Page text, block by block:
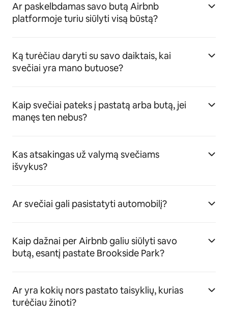
Ar paskelbdamas savo butą Airbnb
platformoje turiu siūlyti visą būstą?
Ką turėčiau daryti su savo daiktais, kai
svečiai yra mano butuose?
Kaip svečiai pateks į pastatą arba butą, jei
manęs ten nebus?
Kas atsakingas už valymą svečiams
išvykus?
Ar svečiai gali pasistatyti automobilį?
Kaip dažnai per Airbnb galiu siūlyti savo
butą, esantį pastate Brookside Park?
Ar yra kokių nors pastato taisyklių, kurias
turėčiau žinoti?